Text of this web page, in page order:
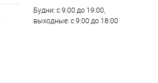
Будни: с 9:00 до 19:00,
выходные: с 9:00 до 18:00